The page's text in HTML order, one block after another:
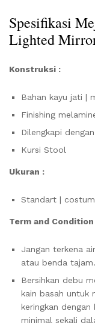
Spesifikasi
Lighted
Konstruksi :
Bahan kayu jati |
Finishing
Dilengkapi
Kursi Stool
Ukuran :
Standart |
Term and Condition
Jangan terkena
atau benda tajam.
Bersihkan debu
kain basah untuk
keringkan dengan
minimal sekali